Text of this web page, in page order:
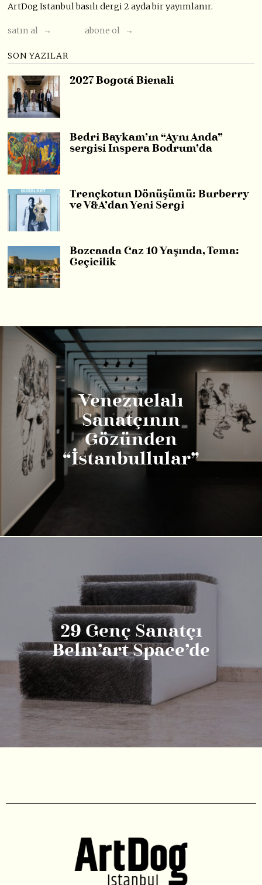
ArtDog Istanbul basılı dergi 2 ayda bir yayımlanır.
satın al → abone ol →
SON YAZILAR
2027 Bogotá Bienali
Bedri Baykam’ın “Aynı Anda”
sergisi Inspera Bodrum’da
Trençkotun Dönüşümü: Burberry
ve V&A’dan Yeni Sergi
Bozcaada Caz 10 Yaşında, Tema:
Geçicilik
Venezuelalı
Sanatçının
Gözünden
“İstanbullular”
29 Genç Sanatçı
Belm’art Space’de